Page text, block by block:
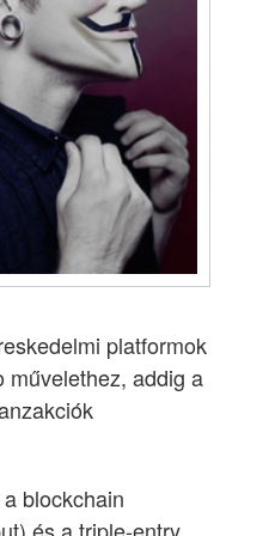
platformok
művelethez, addig a
blockchain